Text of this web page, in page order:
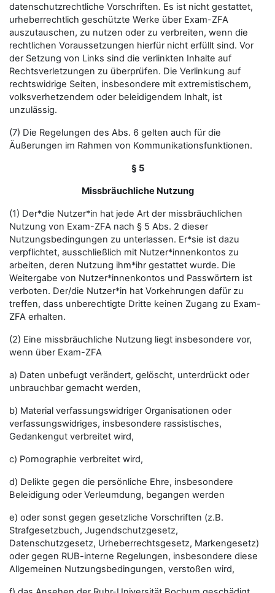
datenschutzrechtliche Vorschriften. Es ist nicht gestattet,
urheberrechtlich geschützte Werke über Exam-ZFA
auszutauschen, zu nutzen oder zu verbreiten, wenn die
rechtlichen Voraussetzungen hierfür nicht erfüllt sind. Vor
der Setzung von Links sind die verlinkten Inhalte auf
Rechtsverletzungen zu überprüfen. Die Verlinkung auf
rechtswidrige Seiten, insbesondere mit extremistischem,
volksverhetzendem oder beleidigendem Inhalt, ist
unzulässig.
(7) Die Regelungen des Abs. 6 gelten auch für die
Äußerungen im Rahmen von Kommunikationsfunktionen.
§ 5
Missbräuchliche Nutzung
(1) Der*die Nutzer*in hat jede Art der missbräuchlichen
Nutzung von Exam-ZFA nach § 5 Abs. 2 dieser
Nutzungsbedingungen zu unterlassen. Er*sie ist dazu
verpflichtet, ausschließlich mit Nutzer*innenkontos zu
arbeiten, deren Nutzung ihm*ihr gestattet wurde. Die
Weitergabe von Nutzer*innenkontos und Passwörtern ist
verboten. Der/die Nutzer*in hat Vorkehrungen dafür zu
treffen, dass unberechtigte Dritte keinen Zugang zu Exam-
ZFA erhalten.
(2) Eine missbräuchliche Nutzung liegt insbesondere vor,
wenn über Exam-ZFA
a) Daten unbefugt verändert, gelöscht, unterdrückt oder
unbrauchbar gemacht werden,
b) Material verfassungswidriger Organisationen oder
verfassungswidriges, insbesondere rassistisches,
Gedankengut verbreitet wird,
c) Pornographie verbreitet wird,
d) Delikte gegen die persönliche Ehre, insbesondere
Beleidigung oder Verleumdung, begangen werden
e) oder sonst gegen gesetzliche Vorschriften (z.B.
Strafgesetzbuch, Jugendschutzgesetz,
Datenschutzgesetz, Urheberrechtsgesetz, Markengesetz)
oder gegen RUB-interne Regelungen, insbesondere diese
Allgemeinen Nutzungsbedingungen, verstoßen wird,